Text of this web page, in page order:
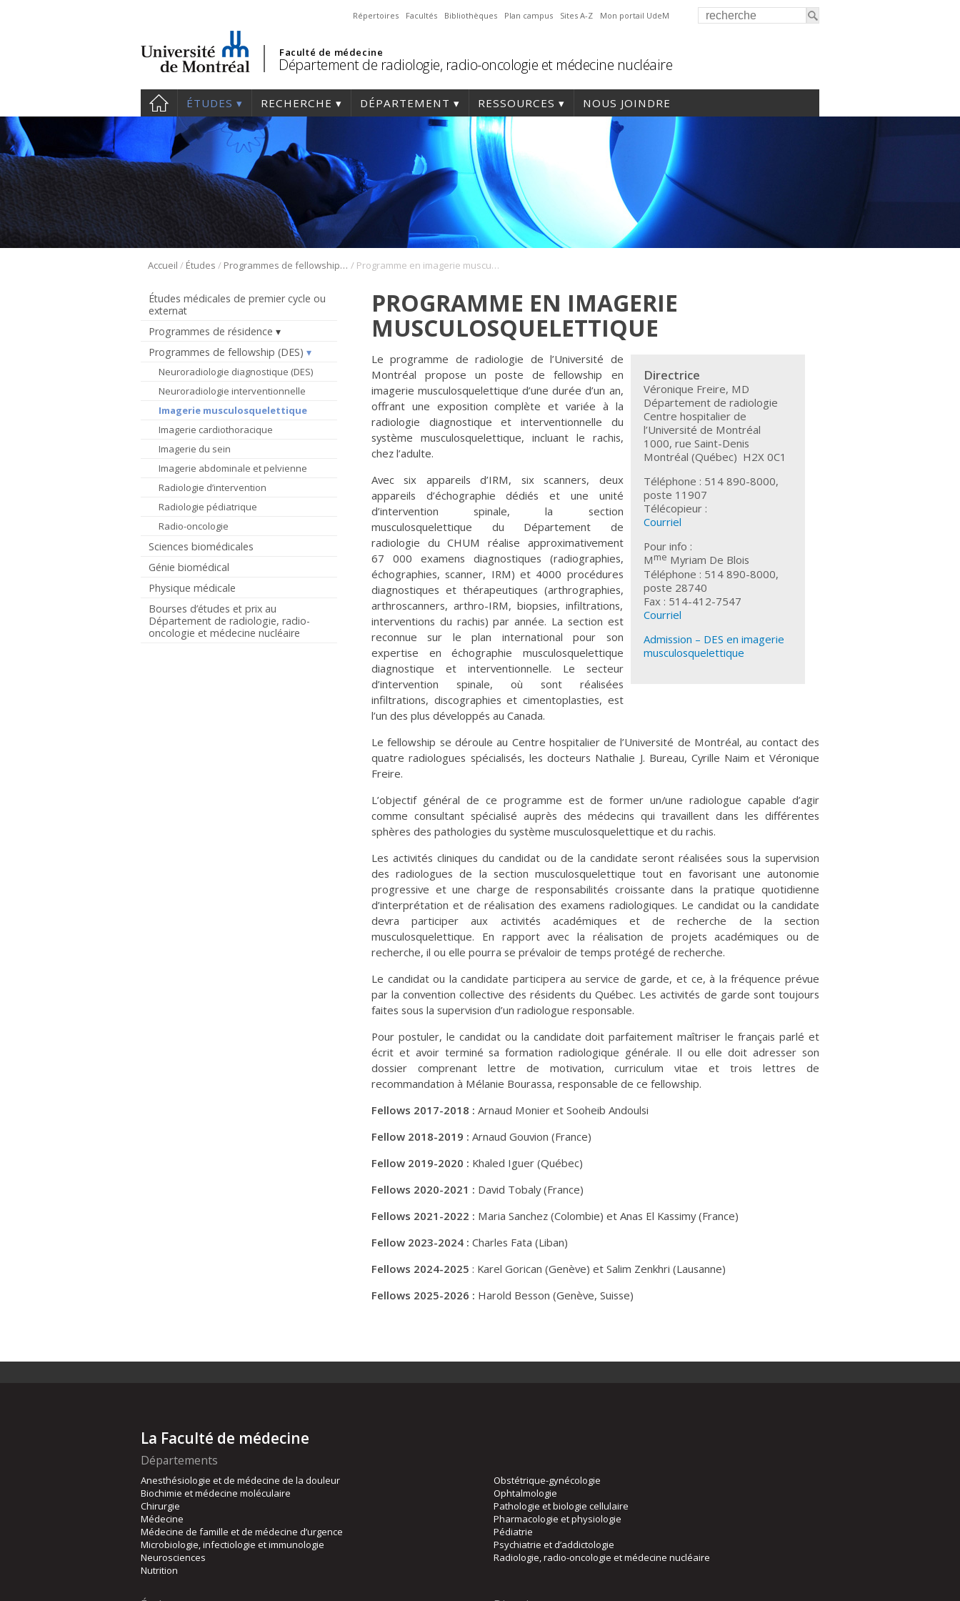
Répertoires Facultés Bibliothèques Plan campus Sites A-Z Mon portail UdeM
Faculté de médecine
Département de radiologie, radio-oncologie et médecine nucléaire
ÉTUDES RECHERCHE DÉPARTEMENT RESSOURCES NOUS JOINDRE
Accueil / Études / Programmes de fellowship (DES) / Programme en imagerie musculosquelettique
Études médicales de premier cycle ou
externat
Programmes de résidence
Programmes de fellowship (DES)
Neuroradiologie diagnostique (DES)
Neuroradiologie interventionnelle
Imagerie musculosquelettique
Imagerie cardiothoracique
Imagerie du sein
Imagerie abdominale et pelvienne
Radiologie d’intervention
Radiologie pédiatrique
Radio-oncologie
Sciences biomédicales
Génie biomédical
Physique médicale
Bourses d’études et prix au
Département de radiologie, radio-
oncologie et médecine nucléaire
PROGRAMME EN IMAGERIE
MUSCULOSQUELETTIQUE
Directrice
Véronique Freire, MD
Département de radiologie
Centre hospitalier de
l’Université de Montréal
1000, rue Saint-Denis
Montréal (Québec) H2X 0C1
Téléphone : 514 890-8000,
poste 11907
Télécopieur :
Courriel
Pour info :
Mme Myriam De Blois
Téléphone : 514 890-8000,
poste 28740
Fax : 514-412-7547
Courriel
Admission – DES en imagerie
musculosquelettique
Le programme de radiologie de l’Université de
Montréal propose un poste de fellowship en
imagerie musculosquelettique d’une durée d’un an,
offrant une exposition complète et variée à la
radiologie diagnostique et interventionnelle du
système musculosquelettique, incluant le rachis,
chez l’adulte.
Avec six appareils d’IRM, six scanners, deux
appareils d’échographie dédiés et une unité
d’intervention spinale, la section
musculosquelettique du Département de
radiologie du CHUM réalise approximativement
67 000 examens diagnostiques (radiographies,
échographies, scanner, IRM) et 4000 procédures
diagnostiques et thérapeutiques (arthrographies,
arthroscanners, arthro-IRM, biopsies, infiltrations,
interventions du rachis) par année. La section est
reconnue sur le plan international pour son
expertise en échographie musculosquelettique
diagnostique et interventionnelle. Le secteur
d’intervention spinale, où sont réalisées
infiltrations, discographies et cimentoplasties, est
l’un des plus développés au Canada.
Le fellowship se déroule au Centre hospitalier de l’Université de Montréal, au contact des
quatre radiologues spécialisés, les docteurs Nathalie J. Bureau, Cyrille Naim et Véronique
Freire.
L’objectif général de ce programme est de former un/une radiologue capable d’agir
comme consultant spécialisé auprès des médecins qui travaillent dans les différentes
sphères des pathologies du système musculosquelettique et du rachis.
Les activités cliniques du candidat ou de la candidate seront réalisées sous la supervision
des radiologues de la section musculosquelettique tout en favorisant une autonomie
progressive et une charge de responsabilités croissante dans la pratique quotidienne
d’interprétation et de réalisation des examens radiologiques. Le candidat ou la candidate
devra participer aux activités académiques et de recherche de la section
musculosquelettique. En rapport avec la réalisation de projets académiques ou de
recherche, il ou elle pourra se prévaloir de temps protégé de recherche.
Le candidat ou la candidate participera au service de garde, et ce, à la fréquence prévue
par la convention collective des résidents du Québec. Les activités de garde sont toujours
faites sous la supervision d’un radiologue responsable.
Pour postuler, le candidat ou la candidate doit parfaitement maîtriser le français parlé et
écrit et avoir terminé sa formation radiologique générale. Il ou elle doit adresser son
dossier comprenant lettre de motivation, curriculum vitae et trois lettres de
recommandation à Mélanie Bourassa, responsable de ce fellowship.
Fellows 2017-2018 : Arnaud Monier et Sooheib Andoulsi
Fellow 2018-2019 : Arnaud Gouvion (France)
Fellow 2019-2020 : Khaled Iguer (Québec)
Fellows 2020-2021 : David Tobaly (France)
Fellows 2021-2022 : Maria Sanchez (Colombie) et Anas El Kassimy (France)
Fellow 2023-2024 : Charles Fata (Liban)
Fellows 2024-2025 : Karel Gorican (Genève) et Salim Zenkhri (Lausanne)
Fellows 2025-2026 : Harold Besson (Genève, Suisse)
La Faculté de médecine
Départements
Anesthésiologie et de médecine de la douleur
Biochimie et médecine moléculaire
Chirurgie
Médecine
Médecine de famille et de médecine d’urgence
Microbiologie, infectiologie et immunologie
Neurosciences
Nutrition
Obstétrique-gynécologie
Ophtalmologie
Pathologie et biologie cellulaire
Pharmacologie et physiologie
Pédiatrie
Psychiatrie et d’addictologie
Radiologie, radio-oncologie et médecine nucléaire